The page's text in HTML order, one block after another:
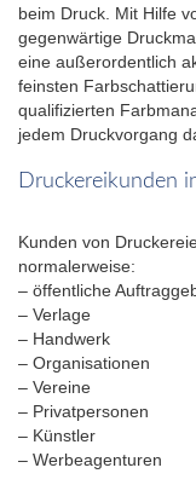
beim Druck. Mit Hilfe
gegenwärtige
eine außerordentlich
feinsten
qualifizierten
jedem Druckvorgang
Druckereikunden
Kunden von
normalerweise:
– öffentliche
– Verlage
– Handwerk
– Organisationen
– Vereine
– Privatpersonen
– Künstler
– Werbeagenturen